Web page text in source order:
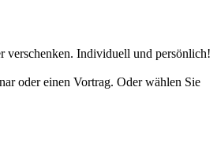
verschenken. Individuell und persönlich!
oder einen Vortrag. Oder wählen Sie